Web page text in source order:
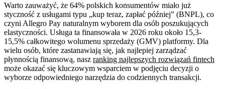
Warto zauważyć, że 64% polskich konsumentów miało już
styczność z usługami typu „kup teraz, zapłać później” (BNPL), co
czyni Allegro Pay naturalnym wyborem dla osób poszukujących
elastyczności. Usługa ta finansowała w 2026 roku około 15,3-
15,5% całkowitego wolumenu sprzedaży (GMV) platformy. Dla
wielu osób, które zastanawiają się, jak najlepiej zarządzać
płynnością finansową, nasz ranking najlepszych rozwiązań fintech
może okazać się kluczowym wsparciem w podjęciu decyzji o
wyborze odpowiedniego narzędzia do codziennych transakcji.